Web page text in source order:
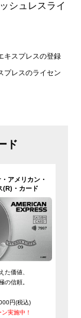
シュレスライ
キスプレスの登録
プレスのライセン
ド
アメリカン・
(R)・ カード
た価値、
の信頼。
円(税込)
実施中！